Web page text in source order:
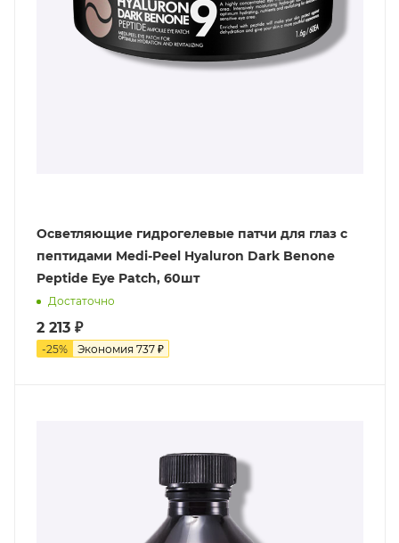
Осветляющие гидрогелевые патчи для глаз с
пептидами Medi-Peel Hyaluron Dark Benone
Peptide Eye Patch, 60шт
Достаточно
2 213 ₽
-25% Экономия 737 ₽